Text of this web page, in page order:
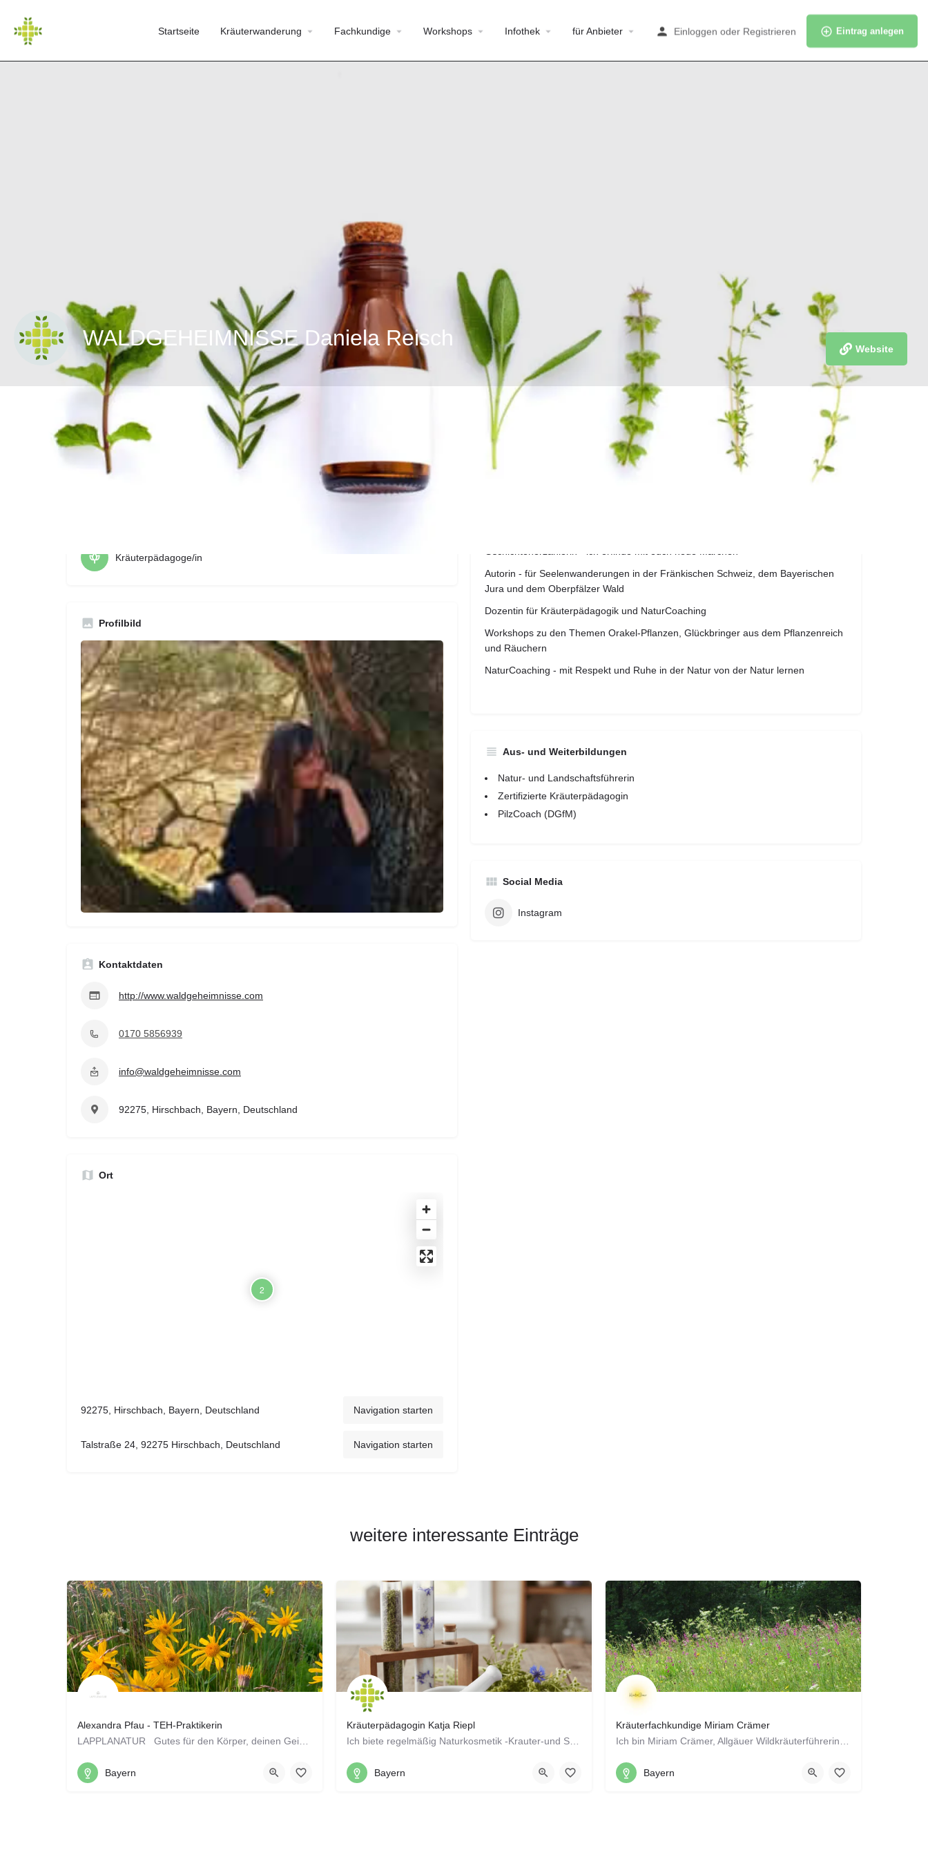
Startseite Kräuterwanderung Fachkundige Workshops Infothek für Anbieter Einloggen oder Registrieren Eintrag anlegen
WALDGEHEIMNISSE Daniela Reisch Website
Bewertungen
zur Webseite E-Mail senden anrufen merken
Kräuterpädagoge/in
Profilbild
Kontaktdaten
http://www.waldgeheimnisse.com
0170 5856939
info@waldgeheimnisse.com
92275, Hirschbach, Bayern, Deutschland
Ort
2
92275, Hirschbach, Bayern, Deutschland Navigation starten
Talstraße 24, 92275 Hirschbach, Deutschland Navigation starten
Gschichtenerzählerin - ich erfinde mit euch neue Märchen
Autorin - für Seelenwanderungen in der Fränkischen Schweiz, dem Bayerischen
Jura und dem Oberpfälzer Wald
Dozentin für Kräuterpädagogik und NaturCoaching
Workshops zu den Themen Orakel-Pflanzen, Glückbringer aus dem Pflanzenreich
und Räuchern
NaturCoaching - mit Respekt und Ruhe in der Natur von der Natur lernen
Aus- und Weiterbildungen
Natur- und Landschaftsführerin
Zertifizierte Kräuterpädagogin
PilzCoach (DGfM)
Social Media
Instagram
weitere interessante Einträge
Alexandra Pfau - TEH-Praktikerin
0151 40354844
Bayern
Kräuterpädagogin Katja Riepl
0151 52143698
Bayern
Kräuterfachkundige Miriam Crämer
Kleinwolfersdorf 9, 85405 Nandlstadt
Bayern